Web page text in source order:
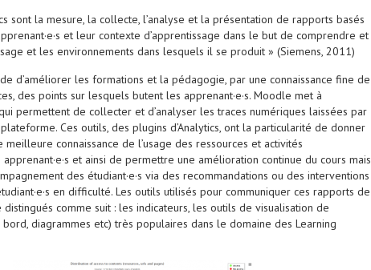
sont la mesure, la collecte, l’analyse et la présentation de rapports basés
et leur contexte d’apprentissage dans le but de comprendre et
et les environnements dans lesquels il se produit » (Siemens, 2011)
d’améliorer les formations et la pédagogie, par une connaissance fine de
des points sur lesquels butent les apprenant·e·s. Moodle met à
permettent de collecter et d’analyser les traces numériques laissées par
plateforme. Ces outils, des plugins d’Analytics, ont la particularité de donner
meilleure connaissance de l’usage des ressources et activités
et ainsi de permettre une amélioration continue du cours mais
des étudiant·e·s via des recommandations ou des interventions
en difficulté. Les outils utilisés pour communiquer ces rapports de
comme suit : les indicateurs, les outils de visualisation de
diagrammes etc) très populaires dans le domaine des Learning